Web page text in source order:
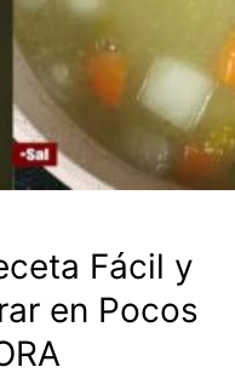
Fácil y
en Pocos